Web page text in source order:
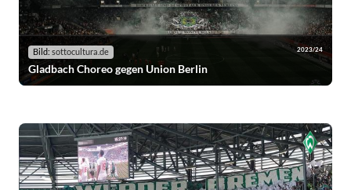
Bild: sottocultura.de 2023/24
Gladbach Choreo gegen Union Berlin